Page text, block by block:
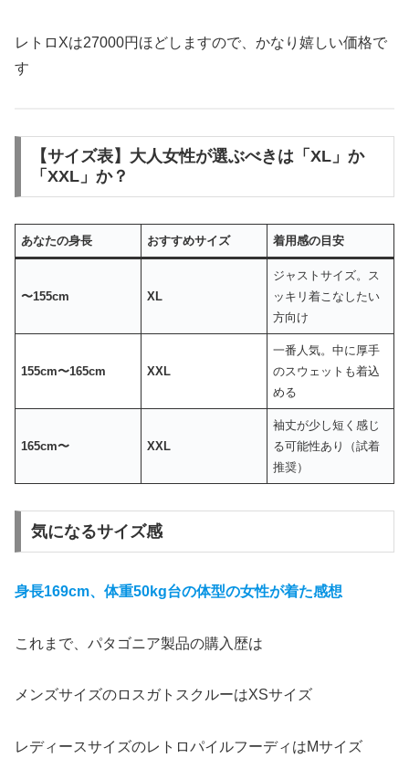
レトロXは27000円ほどしますので、かなり嬉しい価格で
す
【サイズ表】大人女性が選ぶべきは「XL」か
「XXL」か？
あなたの身長 おすすめサイズ 着用感の目安
〜155cm XL
ジャストサイズ。ス
ッキリ着こなしたい
方向け
155cm〜165cm XXL
一番人気。中に厚手
のスウェットも着込
める
165cm〜 XXL
袖丈が少し短く感じ
る可能性あり（試着
推奨）
気になるサイズ感
身長169cm、体重50kg台の体型の女性が着た感想
これまで、パタゴニア製品の購入歴は
メンズサイズのロスガトスクルーはXSサイズ
レディースサイズのレトロパイルフーディはMサイズ